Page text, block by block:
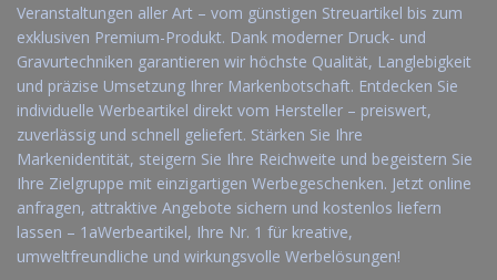
Veranstaltungen aller Art – vom günstigen Streuartikel bis zum
exklusiven Premium-Produkt. Dank moderner Druck- und
Gravurtechniken garantieren wir höchste Qualität, Langlebigkeit
und präzise Umsetzung Ihrer Markenbotschaft. Entdecken Sie
individuelle Werbeartikel direkt vom Hersteller – preiswert,
zuverlässig und schnell geliefert. Stärken Sie Ihre
Markenidentität, steigern Sie Ihre Reichweite und begeistern Sie
Ihre Zielgruppe mit einzigartigen Werbegeschenken. Jetzt online
anfragen, attraktive Angebote sichern und kostenlos liefern
lassen – 1aWerbeartikel, Ihre Nr. 1 für kreative,
umweltfreundliche und wirkungsvolle Werbelösungen!